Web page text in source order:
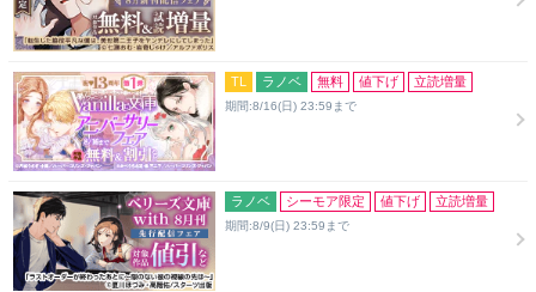
TL ラノベ 無料 値下げ 立読増量
期間:8/16(日) 23:59まで
ラノベ シーモア限定 値下げ 立読増量
期間:8/9(日) 23:59まで